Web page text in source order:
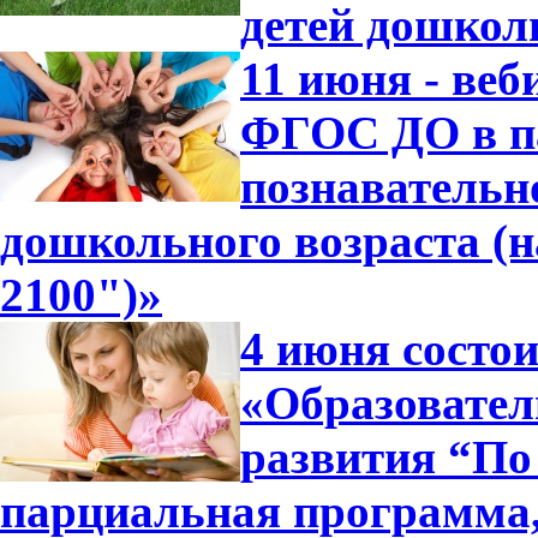
детей
11 июня -
ФГОС ДО в
дошкольного возраста
2100")»
4 июня
развития
парциальная